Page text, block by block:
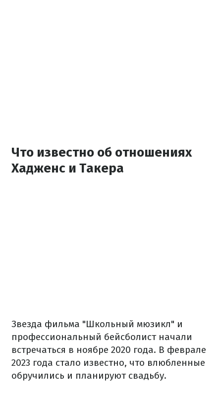
Что известно об отношениях
Хадженс и Такера
Звезда фильма "Школьный мюзикл" и
профессиональный бейсболист начали
встречаться в ноябре 2020 года. В феврале
2023 года стало известно, что влюбленные
обручились и планируют свадьбу.